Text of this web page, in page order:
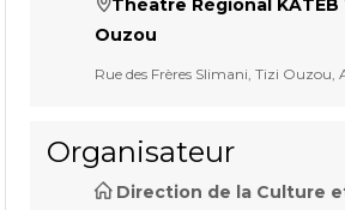
Théâtre Régional
Ouzou
Rue des Frères Slimani, Tizi Ouzou,
Organisateur
Direction de la Culture